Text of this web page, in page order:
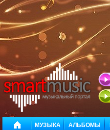
МУЗЫКА АЛЬБОМЫ